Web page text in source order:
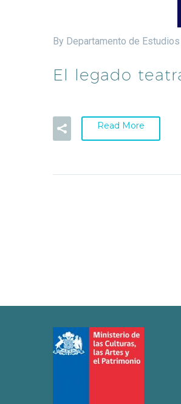
By Departamento de Estudios
El legado
Read More